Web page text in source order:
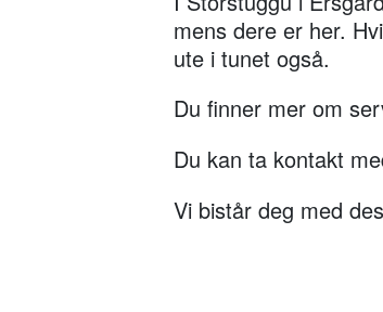
mens dere er her.
ute i tunet også.
Du finner mer om
Du kan ta kontakt
Vi bistår deg med